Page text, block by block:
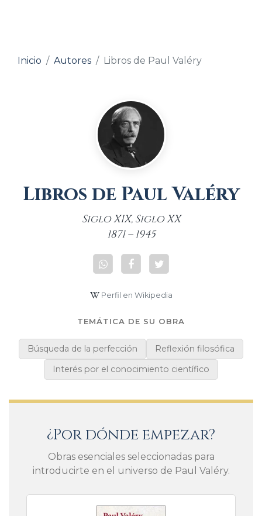
Inicio Autores Libros de Paul Valéry
Libros de Paul Valéry
Siglo XIX, Siglo XX
1871 – 1945
Perfil en Wikipedia
TEMÁTICA DE SU OBRA
Búsqueda de la perfección
Reflexión filosófica
Interés por el conocimiento científico
¿Por dónde empezar?
Obras esenciales seleccionadas para
introducirte en el universo de Paul Valéry.